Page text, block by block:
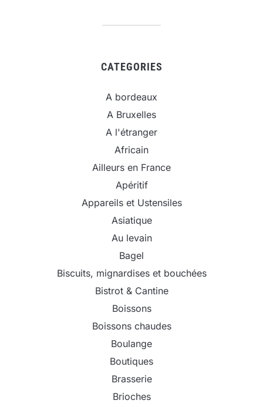
CATEGORIES
A bordeaux
A Bruxelles
A l'étranger
Africain
Ailleurs en France
Apéritif
Appareils et Ustensiles
Asiatique
Au levain
Bagel
Biscuits, mignardises et bouchées
Bistrot & Cantine
Boissons
Boissons chaudes
Boulange
Boutiques
Brasserie
Brioches